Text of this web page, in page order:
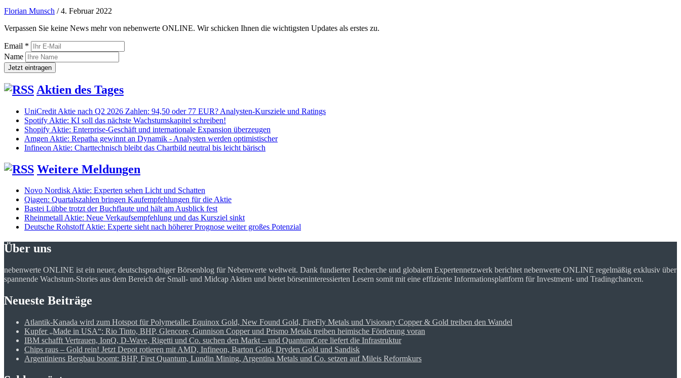
Florian Munsch / 4. Februar 2022
Verpassen Sie keine News mehr von nebenwerte ONLINE. Wir schicken Ihnen die wichtigsten Updates als erstes zu.
Email *
Name
Aktien des Tages
UniCredit Aktie nach Q2 2026 Zahlen: 94,50 oder 77 EUR? Analysten-Kursziele und Ratings
Spotify Aktie: KI soll das nächste Wachstumskapitel schreiben!
Shopify Aktie: Enterprise-Geschäft und internationale Expansion überzeugen
Amgen Aktie: Repatha gewinnt an Dynamik - Analysten werden optimistischer
Infineon Aktie: Charttechnisch bleibt das Chartbild neutral bis leicht bärisch
Weitere Meldungen
Novo Nordisk Aktie: Experten sehen Licht und Schatten
Qiagen: Quartalszahlen bringen Kaufempfehlungen für die Aktie
Bastei Lübbe trotzt der Buchflaute und hält am Ausblick fest
Rheinmetall Aktie: Neue Verkaufsempfehlung und das Kursziel sinkt
Deutsche Rohstoff Aktie: Experte sieht nach höherer Prognose weiter großes Potenzial
Über uns
nebenwerte ONLINE ist ein neuer, deutschsprachiger Börsenblog für Nebenwerte weltweit. Dank fundierter Recherche und globalem Expertennetzwerk berichtet nebenwerte ONLINE regelmäßig exklusiv über
spannende Wachstum-Stories aus dem Bereich der Small- und Midcap Aktien und bietet börseninteressierten Lesern somit mit eine effiziente Informationsplattform für Investment- und Tradingchancen.
Neueste Beiträge
Atlantik-Kanada wird zum Hotspot für Polymetalle: Equinox Gold, New Found Gold, FireFly Metals und Visionary Copper & Gold treiben den Wandel
Kupfer „Made in USA“: Rio Tinto, BHP, Glencore, Gunnison Copper und Prismo Metals treiben heimische Förderung voran
IBM schafft Vertrauen, IonQ, D-Wave, Rigetti und Co. suchen den Markt – und QuantumCore liefert die Infrastruktur
Chips raus – Gold rein! Jetzt Depot rotieren mit AMD, Infineon, Barton Gold, Dryden Gold und Sandisk
Argentiniens Bergbau boomt: BHP, First Quantum, Lundin Mining, Argentina Metals und Co. setzen auf Mileis Reformkurs